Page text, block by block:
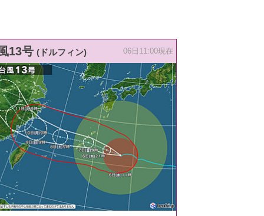
13号 (ドルフィン) 06日11:00現在